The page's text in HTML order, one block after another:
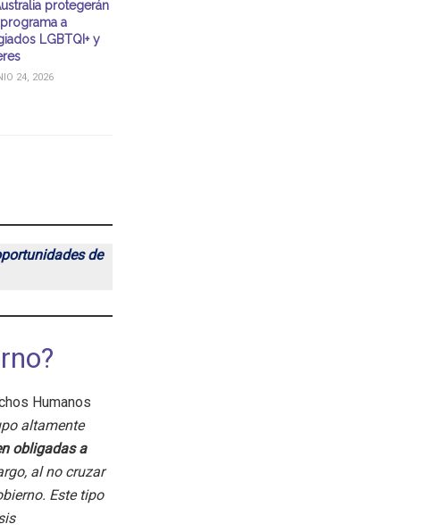
protegerán
a
LGBTQI+ y
24, 2026
de
Humanos
altamente
obligadas a
al no cruzar
Este tipo